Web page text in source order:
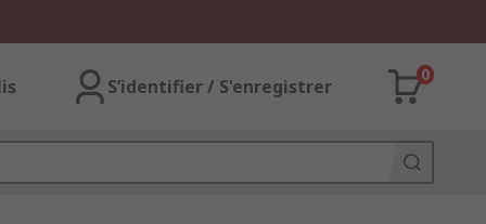
S’identifier / S'enregistrer
0